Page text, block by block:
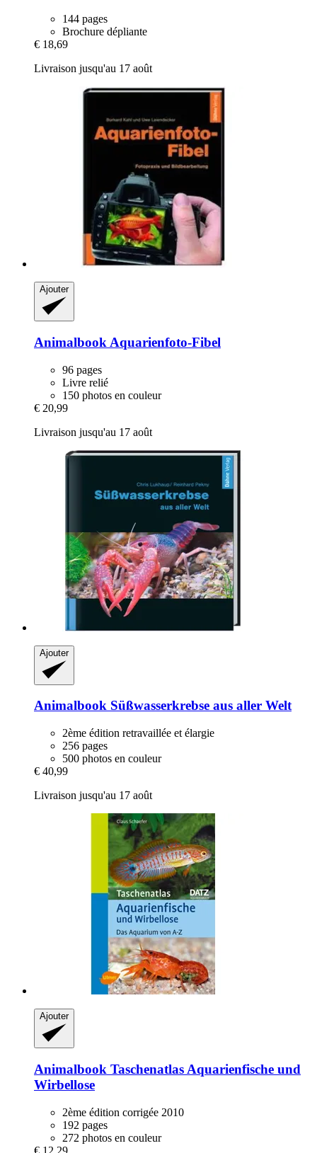
144 pages
Brochure dépliante
€ 18,69
Livraison jusqu'au 17 août
Ajouter
Animalbook Aquarienfoto-​Fibel
96 pages
Livre relié
150 photos en couleur
€ 20,99
Livraison jusqu'au 17 août
Ajouter
Animalbook Süßwasserkrebse aus aller Welt
2ème édition retravaillée et élargie
256 pages
500 photos en couleur
€ 40,99
Livraison jusqu'au 17 août
Ajouter
Animalbook Taschenatlas Aquarienfische und
Wirbellose
2ème édition corrigée 2010
192 pages
272 photos en couleur
€ 12,29